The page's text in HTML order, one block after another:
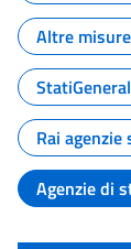
Altre misure
Rai
Agenzie di